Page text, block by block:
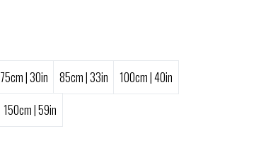
75cm | 30in 85cm | 33in
100cm | 40in
150cm | 59in